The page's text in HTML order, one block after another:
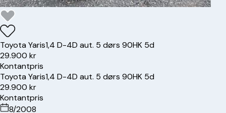
ToyotaYaris1,4 D-4D aut. 5 dørs 90HK 5d
29.900 kr
Kontantpris
ToyotaYaris1,4 D-4D aut. 5 dørs 90HK 5d
29.900 kr
Kontantpris
8/2008